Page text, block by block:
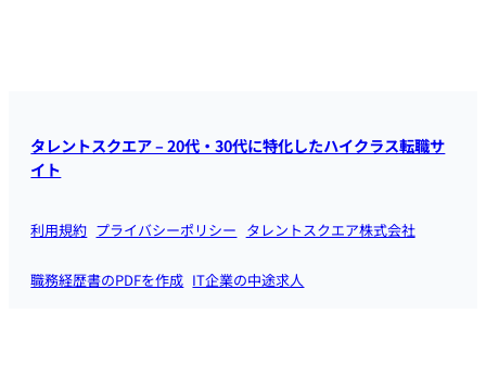
タレントスクエア – 20代・30代に特化したハイクラス転職サ
イト
利用規約 プライバシーポリシー タレントスクエア株式会社
職務経歴書のPDFを作成 IT企業の中途求人